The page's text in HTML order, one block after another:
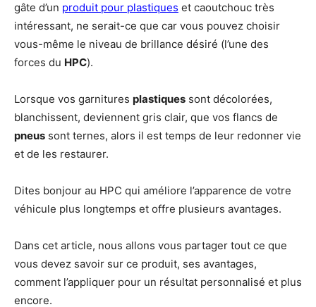
gâte d’un produit pour plastiques et caoutchouc très
intéressant, ne serait-ce que car vous pouvez choisir
vous-même le niveau de brillance désiré (l’une des
forces du HPC).
Lorsque vos garnitures plastiques sont décolorées,
blanchissent, deviennent gris clair, que vos flancs de
pneus sont ternes, alors il est temps de leur redonner vie
et de les restaurer.
Dites bonjour au HPC qui améliore l’apparence de votre
véhicule plus longtemps et offre plusieurs avantages.
Dans cet article, nous allons vous partager tout ce que
vous devez savoir sur ce produit, ses avantages,
comment l’appliquer pour un résultat personnalisé et plus
encore.